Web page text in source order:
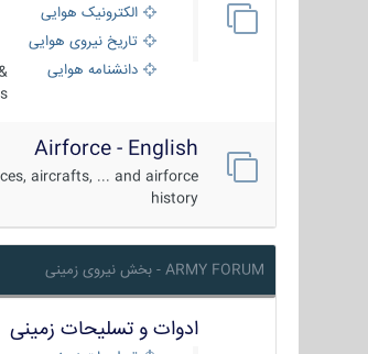
الکترونیک هوایی
تاریخ نیروی هوایی
دانشنامه هوایی
Airforce - English
aircrafts, ... and airforce
history
ARMY FORUM - بخش نیروی زمینی
ادوات و تسلیحات زمینی